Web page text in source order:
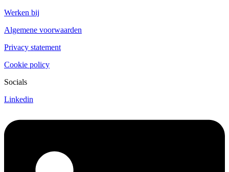
Werken bij
Algemene voorwaarden
Privacy statement
Cookie policy
Socials
Linkedin